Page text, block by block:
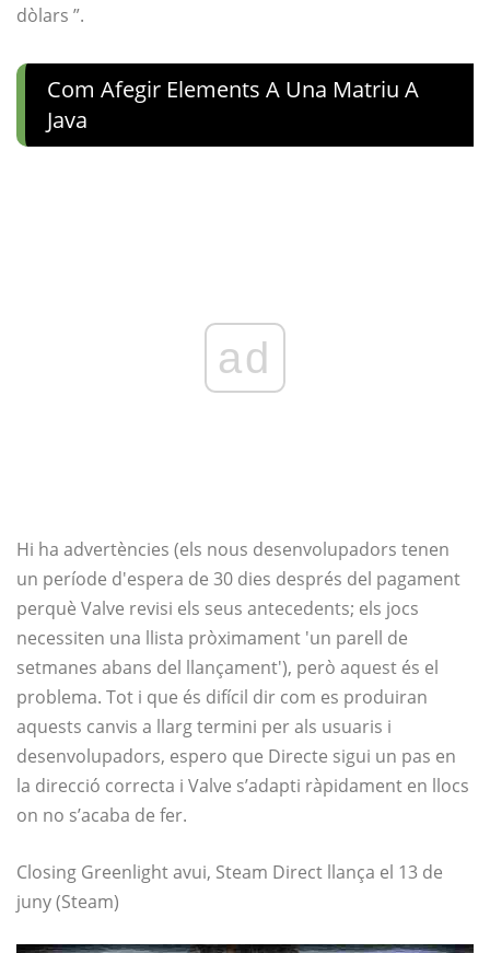
dòlars ”.
Com Afegir Elements A Una Matriu A
Java
ad
Hi ha advertències (els nous desenvolupadors tenen
un període d'espera de 30 dies després del pagament
perquè Valve revisi els seus antecedents; els jocs
necessiten una llista pròximament 'un parell de
setmanes abans del llançament'), però aquest és el
problema. Tot i que és difícil dir com es produiran
aquests canvis a llarg termini per als usuaris i
desenvolupadors, espero que Directe sigui un pas en
la direcció correcta i Valve s’adapti ràpidament en llocs
on no s’acaba de fer.
Closing Greenlight avui, Steam Direct llança el 13 de
juny (Steam)